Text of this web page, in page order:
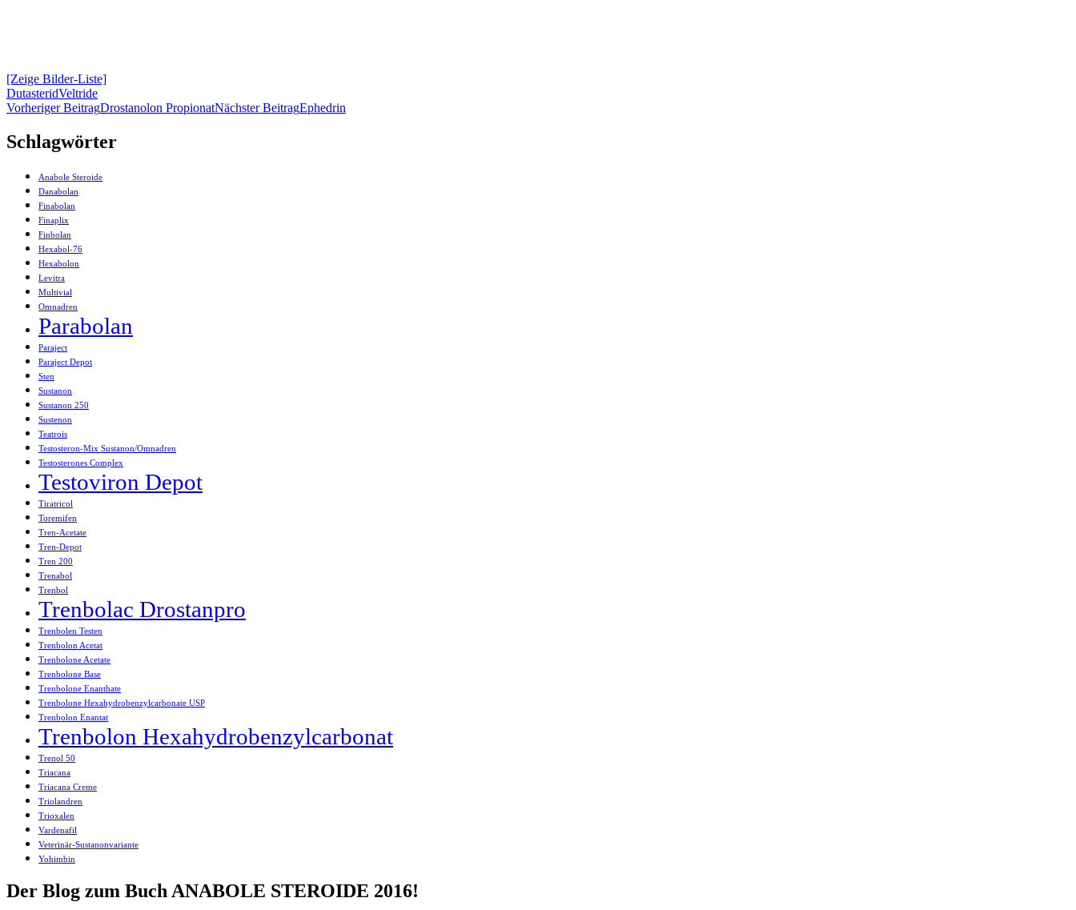
[Zeige Bilder-Liste]
DutasteridVeltride
Beitrags-
Navigation
Vorheriger BeitragDrostanolon PropionatNächster BeitragEphedrin
Schlagwörter
Anabole Steroide
Danabolan
Finabolan
Finaplix
Finbolan
Hexabol-76
Hexabolon
Levitra
Multivial
Omnadren
Parabolan
Paraject
Paraject Depot
Sten
Sustanon
Sustanon 250
Sustenon
Teatrois
Testosteron-Mix Sustanon/Omnadren
Testosterones Complex
Testoviron Depot
Tiratricol
Toremifen
Tren-Acetate
Tren-Depot
Tren 200
Trenabol
Trenbol
Trenbolac Drostanpro
Trenbolen Testen
Trenbolon Acetat
Trenbolone Acetate
Trenbolone Base
Trenbolone Enanthate
Trenbolone Hexahydrobenzylcarbonate USP
Trenbolon Enantat
Trenbolon Hexahydrobenzylcarbonat
Trenol 50
Triacana
Triacana Creme
Triolandren
Trioxalen
Vardenafil
Veterinär-Sustanonvariante
Yohimbin
Der Blog zum Buch ANABOLE STEROIDE 2016!